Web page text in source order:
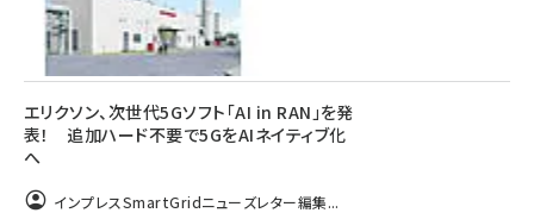
エリクソン、次世代5Gソフト「AI in RAN」を発
表！ 追加ハード不要で5GをAIネイティブ化
へ
インプレスSmartGridニューズレター編集...